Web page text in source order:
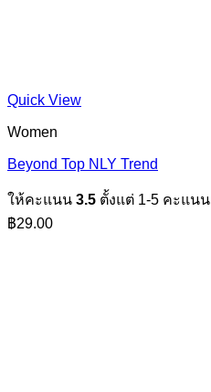
Quick View
Women
Beyond Top NLY Trend
ให้คะแนน 3.5 ตั้งแต่ 1-5 คะแนน
฿29.00